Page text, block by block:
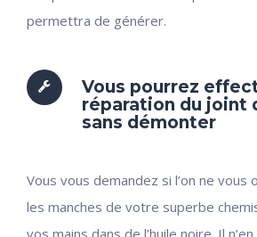
permettra de générer.
Vous pourrez
réparation du joint
sans démonter
Vous vous demandez si l’on ne vous
les manches de votre superbe
vos mains dans de l’huile noire. Il